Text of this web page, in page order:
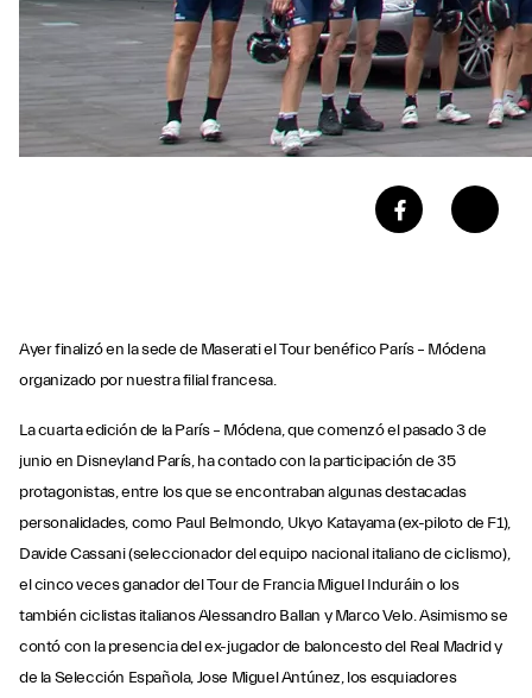
Ayer finalizó en la sede de Maserati el Tour benéfico París – Módena
organizado por nuestra filial francesa.
La cuarta edición de la París – Módena, que comenzó el pasado 3 de
junio en Disneyland París, ha contado con la participación de 35
protagonistas, entre los que se encontraban algunas destacadas
personalidades, como Paul Belmondo, Ukyo Katayama (ex-piloto de F1),
Davide Cassani (seleccionador del equipo nacional italiano de ciclismo),
el cinco veces ganador del Tour de Francia Miguel Induráin o los
también ciclistas italianos Alessandro Ballan y Marco Velo. Asimismo se
contó con la presencia del ex-jugador de baloncesto del Real Madrid y
de la Selección Española, Jose Miguel Antúnez, los esquiadores